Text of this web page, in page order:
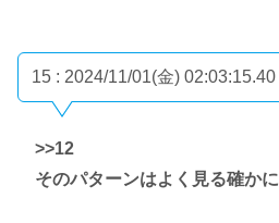
15 : 2024/11/01(金) 02:03:15.40
>>12
そのパターンはよく見る確かに